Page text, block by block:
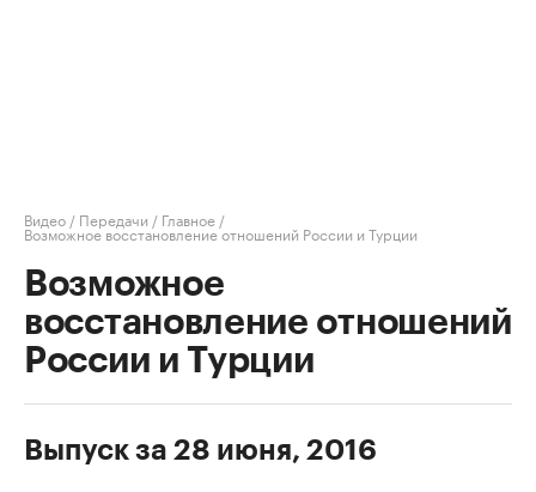
Видео / Передачи / Главное /
Возможное восстановление отношений России и Турции
Возможное
восстановление отношений
России и Турции
Выпуск за 28 июня, 2016